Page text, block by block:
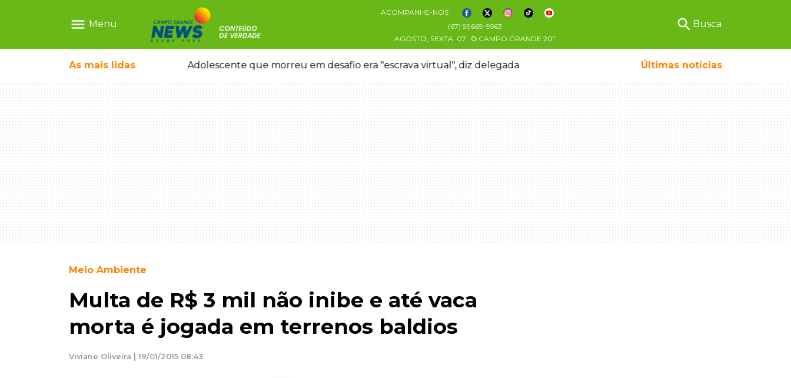
menu Menu
ACOMPANHE-NOS
(67) 99669-9563
AGOSTO, SEXTA 07 CAMPO GRANDE 20º
search Busca
As mais lidas
ganhar dia oficial em MS Adolescente que morreu em desafio era "escrava virtual", diz delegada Últimas notícias
Meio Ambiente
Multa de R$ 3 mil não inibe e até vaca
morta é jogada em terrenos baldios
Viviane Oliveira | 19/01/2015 08:43